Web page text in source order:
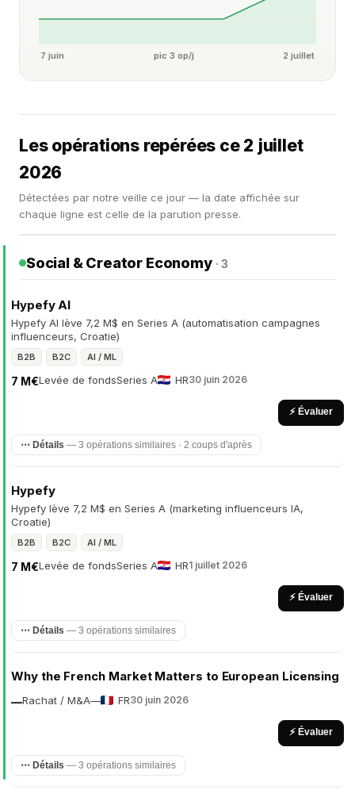
7 juin pic 3 op/j 2 juillet
Les opérations repérées ce 2 juillet
2026
Détectées par notre veille ce jour — la date affichée sur
chaque ligne est celle de la parution presse.
Social & Creator Economy · 3
Hypefy AI
Hypefy AI lève 7,2 M$ en Series A (automatisation campagnes
influenceurs, Croatie)
B2B B2C AI / ML
Levée de fonds
7 M€ Series A HR30 juin 2026
⚡ Évaluer
⋯ Détails — 3 opérations similaires · 2 coups d'après
Hypefy
Hypefy lève 7,2 M$ en Series A (marketing influenceurs IA,
Croatie)
B2B B2C AI / ML
Levée de fonds
7 M€ Series A HR1 juillet 2026
⚡ Évaluer
⋯ Détails — 3 opérations similaires
Why the French Market Matters to European Licensing
Rachat / M&A
— — FR30 juin 2026
⚡ Évaluer
⋯ Détails — 3 opérations similaires